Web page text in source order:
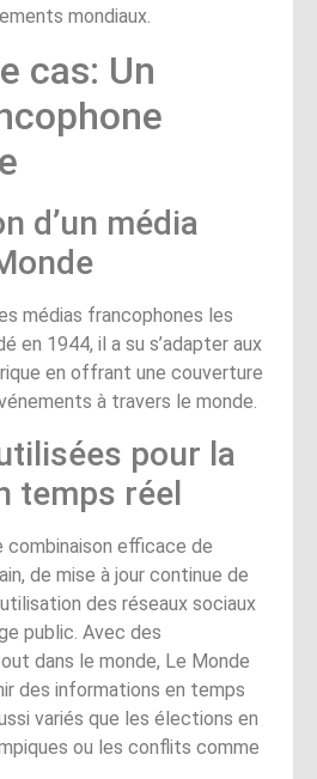
mondiaux.
cas: Un
d’un média
médias francophones les
en 1944, il a su s’adapter aux
en offrant une couverture
à travers le monde.
pour la
temps réel
combinaison efficace de
de mise à jour continue de
des réseaux sociaux
public. Avec des
dans le monde, Le Monde
des informations en temps
variés que les élections en
ou les conflits comme